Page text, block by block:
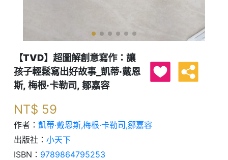
【TVD】超圖解創意寫作：讓
孩子輕鬆寫出好故事_凱蒂‧戴恩
斯, 梅根‧卡勒司, 鄒嘉容
NT$ 59
作者： 凱蒂‧戴恩斯,梅根‧卡勒司,鄒嘉容
出版社： 小天下
ISBN： 9789864795253